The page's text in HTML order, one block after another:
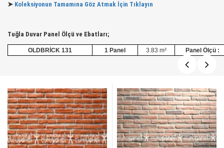
➤ Koleksiyonun Tamamına Göz Atmak İçin Tıklayın
Tuğla Duvar Panel Ölçü ve Ebatları;
OLDBRİCK 131 1 Panel 3.83 m² Panel Ölçü :